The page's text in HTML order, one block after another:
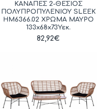
ΚΑΝΑΠΕΣ 2-ΘΕΣΙΟΣ
ΠΟΛΥΠΡΟΠΥΛΕΝΙΟΥ SLEEK
HM6366.02 ΧΡΩΜΑ ΜΑΥΡΟ
133x68x73Υεκ.
82,92€